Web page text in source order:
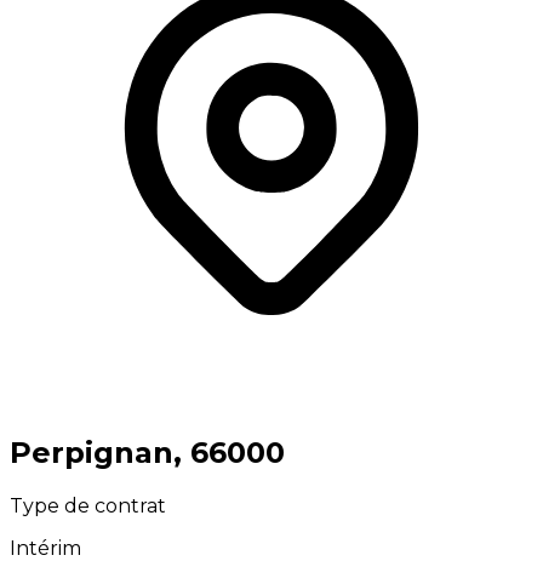
⁨Perpignan⁩, ⁨66000⁩
Type de contrat
Intérim